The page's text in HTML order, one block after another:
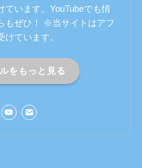
ています。YouTubeでも情
もぜひ！ ※当サイトはアフ
ています。
をもっと見る